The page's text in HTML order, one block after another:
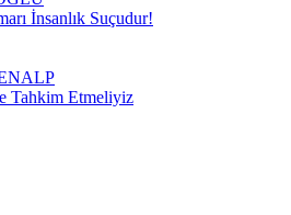
İnsanlık Suçudur!
Tahkim Etmeliyiz